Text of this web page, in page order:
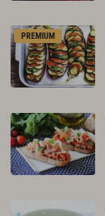
PREMIUM